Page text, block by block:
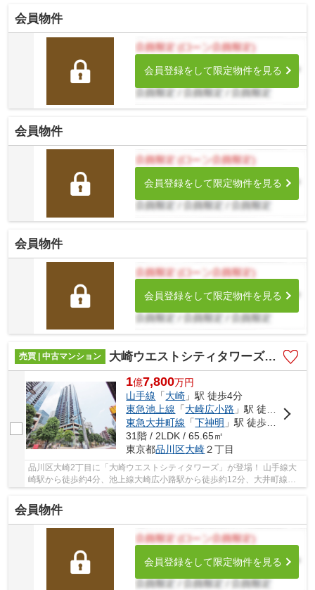
会員物件
会員登録をして限定物件を見る
会員物件
会員登録をして限定物件を見る
会員物件
会員登録をして限定物件を見る
売買 | 中古マンション 大崎ウエストシティタワーズＷ棟
1億7,800万円
山手線 「大崎 」駅 徒歩4分
東急池上線 「大崎広小路 」駅 徒歩12分
東急大井町線 「下神明 」駅 徒歩13分
31階 / 2LDK / 65.65㎡
東京都品川区大崎２丁目
品川区大崎2丁目に「大崎ウエストシティタワーズ」が登場！ 山手線大
崎駅から徒歩約4分、池上線大崎広小路駅から徒歩約12分、大井町線下
神明駅から徒歩約13分。 6路線3駅利用可能な大...
会員物件
会員登録をして限定物件を見る